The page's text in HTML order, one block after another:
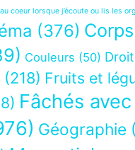
coeur lorsque j’écoute ou lis les
(376) Corps
Couleurs (50)
(218) Fruits et
Fâchés
Géographie